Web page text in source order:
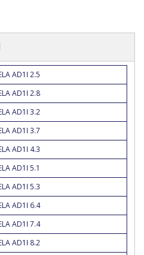
AD1I 2.5
AD1I 2.8
AD1I 3.2
AD1I 3.7
AD1I 4.3
AD1I 5.1
AD1I 5.3
AD1I 6.4
AD1I 7.4
AD1I 8.2